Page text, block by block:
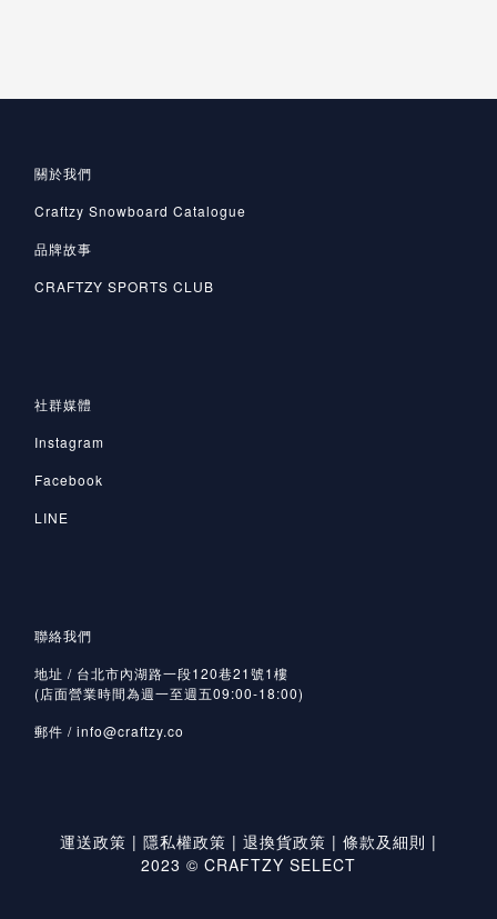
關於我們
Craftzy Snowboard Catalogue
品牌故事
CRAFTZY SPORTS CLUB
社群媒體
Instagram
Facebook
LINE
聯絡我們
地址 / 台北市內湖路一段120巷21號1樓
(店面營業時間為週一至週五09:00-18:00)
郵件 / info@craftzy.co
運送政策 | 隱私權政策 | 退換貨政策 | 條款及細則 |
2023 © CRAFTZY SELECT